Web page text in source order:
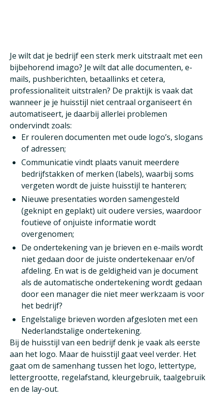
Je wilt dat je bedrijf een sterk merk uitstraalt met een
bijbehorend imago? Je wilt dat alle documenten, e-
mails, pushberichten, betaallinks et cetera,
professionaliteit uitstralen? De praktijk is vaak dat
wanneer je je huisstijl niet centraal organiseert én
automatiseert, je daarbij allerlei problemen
ondervindt zoals:
Er rouleren documenten met oude logo’s, slogans
of adressen;
Communicatie vindt plaats vanuit meerdere
bedrijfstakken of merken (labels), waarbij soms
vergeten wordt de juiste huisstijl te hanteren;
Nieuwe presentaties worden samengesteld
(geknipt en geplakt) uit oudere versies, waardoor
foutieve of onjuiste informatie wordt
overgenomen;
De ondertekening van je brieven en e-mails wordt
niet gedaan door de juiste ondertekenaar en/of
afdeling. En wat is de geldigheid van je document
als de automatische ondertekening wordt gedaan
door een manager die niet meer werkzaam is voor
het bedrijf?
Engelstalige brieven worden afgesloten met een
Nederlandstalige ondertekening.
Bij de huisstijl van een bedrijf denk je vaak als eerste
aan het logo. Maar de huisstijl gaat veel verder. Het
gaat om de samenhang tussen het logo, lettertype,
lettergrootte, regelafstand, kleurgebruik, taalgebruik
en de lay-out.